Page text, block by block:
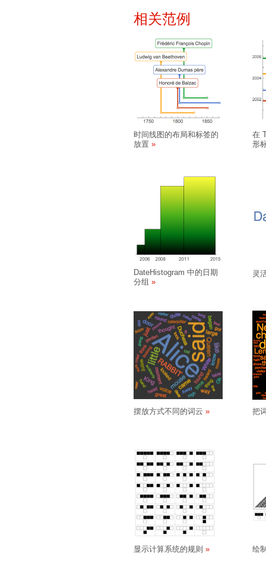
相关范例
时间线图的布局和标签的
放置
在
形
DateHistogram 中的日期
分组
灵
摆放方式不同的词云 把
显示计算系统的规则 绘